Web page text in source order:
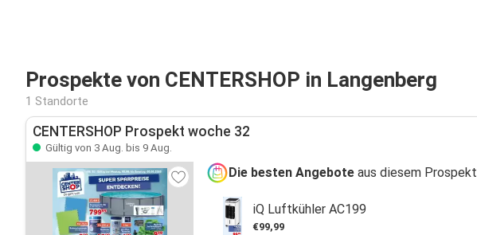
Prospekte von CENTERSHOP in Langenberg
1 Standorte
CENTERSHOP Prospekt woche 32
Gültig von 3 Aug. bis 9 Aug.
Die besten Angebote aus diesem Prospekt
iQ Luftkühler AC199
€99,99